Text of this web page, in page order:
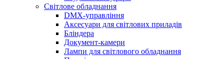
Світлове обладнання
DMX-управління
Аксесуари для світлових приладів
Бліндера
Документ-камери
Лампи для світлового обладнання